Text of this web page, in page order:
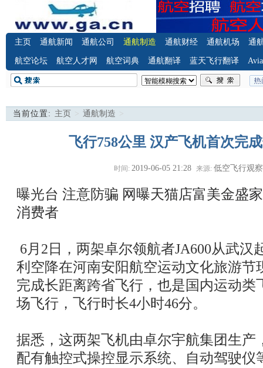
主页 通航新闻 通航公司 通航制造 通航财经 通航机场 通
航空论坛 航空人才网 航空词典 通航翻译 蓝天飞行翻译
当前位置: 主页 > 通航制造 >
飞行758公里 汉产飞机首次完
时间: 2019-06-05 21:28 来源: 低空飞行观
曝光台 注意防骗 网曝天猫店富美金盛
消费者
6月2日，两架卓尔领航者JA600从武汉
利空降在河南安阳航空运动文化旅游节
完成长距离跨省飞行，也是国内运动类
场飞行，飞行时长4小时46分。
据悉，这两架飞机由卓尔宇航集团生产
配有触控式操控显示系统、自动驾驶仪